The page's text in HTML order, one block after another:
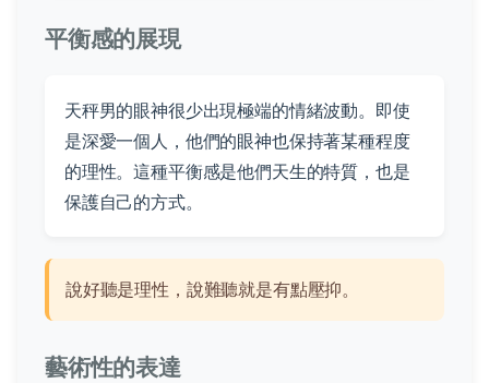
平衡感的展現
天秤男的眼神很少出現極端的情緒波動。即使
是深愛一個人，他們的眼神也保持著某種程度
的理性。這種平衡感是他們天生的特質，也是
保護自己的方式。
說好聽是理性，說難聽就是有點壓抑。
藝術性的表達